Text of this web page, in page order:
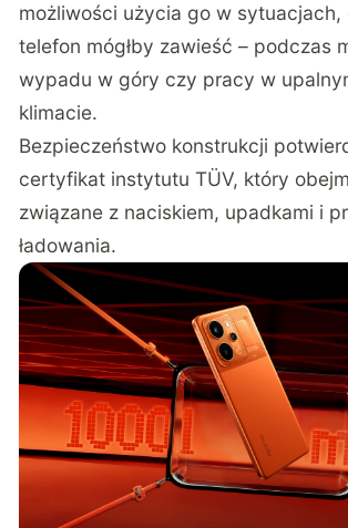
możliwości użycia go w sytuacjach,
telefon mógłby zawieść – podczas
wypadu w góry czy pracy w
klimacie.
Bezpieczeństwo konstrukcji
certyfikat instytutu TÜV, który
związane z naciskiem, upadkami i
ładowania.